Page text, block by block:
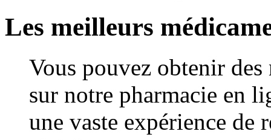
Les meilleurs
Vous pouvez obtenir
sur notre pharmacie en
une vaste expérience de